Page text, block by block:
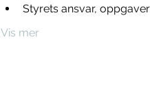
Styrets ansvar,
Vis mer